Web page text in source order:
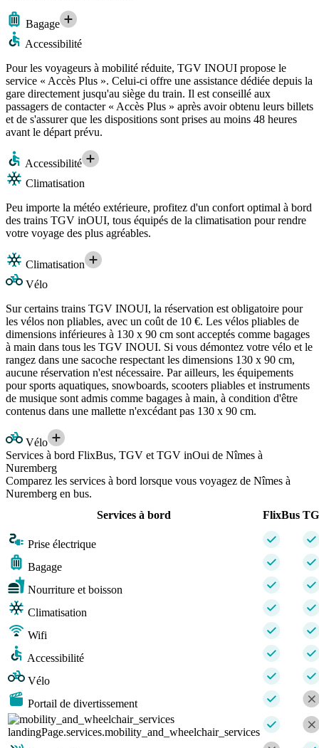
Bagage
Accessibilité
Pour les voyageurs à mobilité réduite, TGV INOUI propose le
service « Accès Plus ». Celui-ci offre une assistance dédiée depuis la
gare directement jusqu'au siège du train. Il est conseillé aux
passagers de contacter « Accès Plus » après avoir obtenu leurs billets
et de s'assurer que les dispositions sont prises au moins 48 heures
avant le départ prévu.
Accessibilité
Climatisation
Peu importe la météo extérieure, profitez d'un confort optimal à bord
des trains TGV inOUI, tous équipés de la climatisation pour rendre
votre voyage des plus agréables.
Climatisation
Vélo
Sur certains trains TGV INOUI, la réservation est obligatoire pour
les vélos non pliables, avec un coût de 10 €. Les vélos pliables de
dimensions inférieures à 130 x 90 cm sont acceptés comme bagages
à main dans tous les TGV INOUI. Si vous démontez votre vélo et le
rangez dans une sacoche respectant les dimensions 130 x 90 cm,
aucune réservation n'est nécessaire. Par ailleurs, les équipements
pour sports aquatiques, snowboards, scooters pliables et instruments
de musique sont admis comme bagages à main, à condition d'être
contenus dans une mallette n'excédant pas 130 x 90 cm.
Vélo
Services à bord FlixBus, TGV et TGV inOui de Nîmes à
Nuremberg
Comparez les services à bord lorsque vous voyagez de Nîmes à
Nuremberg en bus.
Services à bord
FlixBus
Prise électrique
Bagage
Nourriture et boisson
Climatisation
Wifi
Accessibilité
Vélo
Portail de divertissement
landingPage.services.mobility_and_wheelchair_services